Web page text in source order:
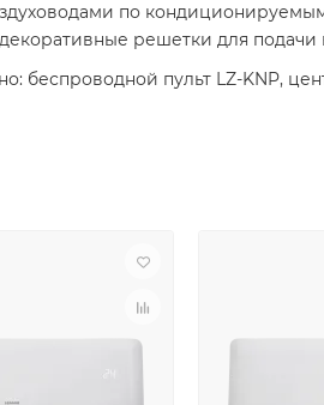
по
решетки для подачи
беспроводной пульт LZ-KNP,